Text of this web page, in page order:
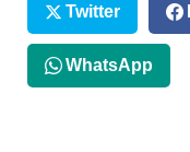
Twitter
WhatsApp